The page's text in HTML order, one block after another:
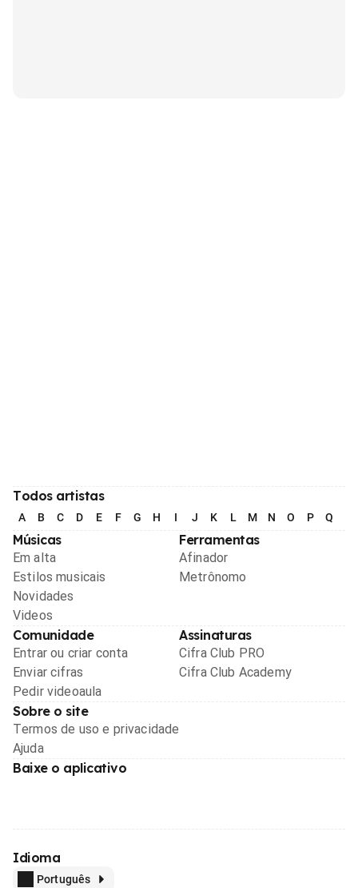
Todos artistas
A B C D E F G H I J K L M N O P Q
Músicas
Em alta
Estilos musicais
Novidades
Videos
Ferramentas
Afinador
Metrônomo
Comunidade
Entrar ou criar conta
Enviar cifras
Pedir videoaula
Assinaturas
Cifra Club PRO
Cifra Club Academy
Sobre o site
Termos de uso e privacidade
Ajuda
Baixe o aplicativo
Idioma
Português